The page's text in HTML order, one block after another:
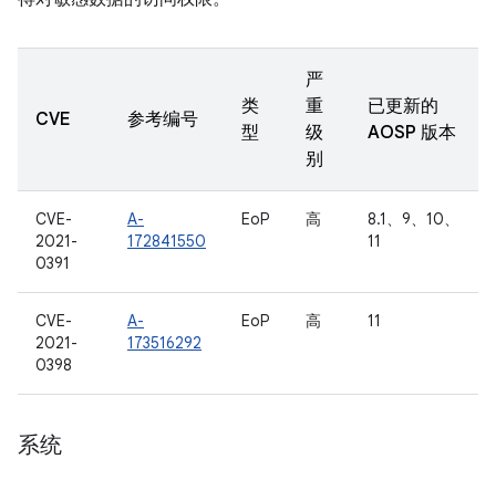
CVE 参考编号
类
型
严
重
级
别
已更新的
AOSP 版本
CVE-
2021-
0391
A-
172841550
EoP 高
8.1、9、10、
11
CVE-
2021-
0398
A-
173516292
EoP 高 11
系统